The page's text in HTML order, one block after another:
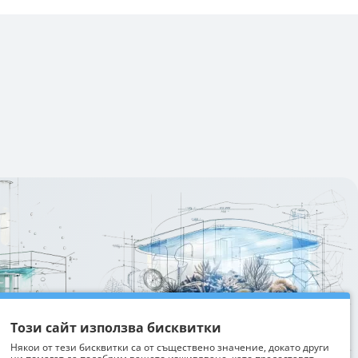
Този сайт използва бисквитки
Някои от тези бисквитки са от съществено значение, докато други